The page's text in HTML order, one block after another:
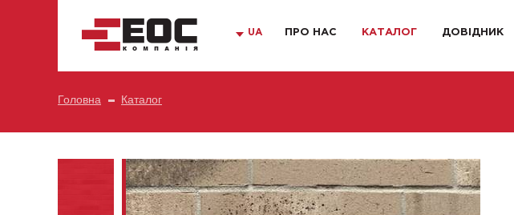
UA ПРО НАС КАТАЛОГ ДОВІДНИК
Головна Каталог